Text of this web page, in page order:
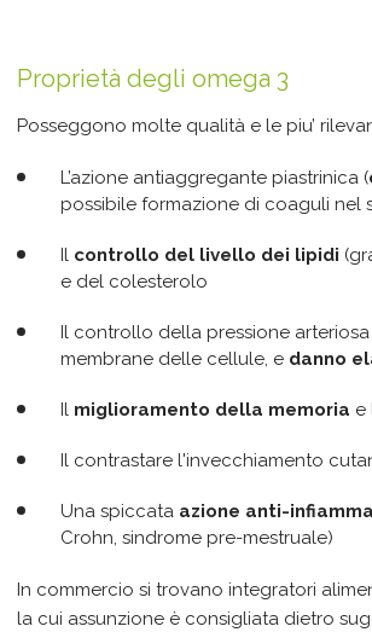
Proprietà degli omega 3
Posseggono molte qualità e le piu’
L’azione antiaggregante piastrinica (
possibile formazione di coaguli nel
Il controllo del livello dei lipidi
e del colesterolo
Il controllo della pressione
membrane delle cellule, e danno
Il miglioramento della memoria e
Il contrastare l'invecchiamento
Una spiccata azione anti-
Crohn, sindrome pre-mestruale)
In commercio si trovano integratori
la cui assunzione è consigliata dietro